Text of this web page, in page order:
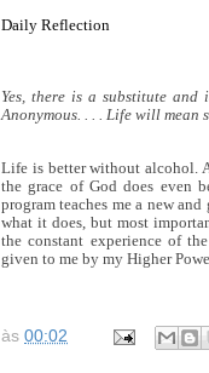
Daily Reflection
Yes, there is a substitute
Anonymous. . . . Life will mean
Life is better without alcohol.
the grace of God does even
program teaches me a new
what it does, but most
the constant experience of
given to me by my Higher
às 00:02